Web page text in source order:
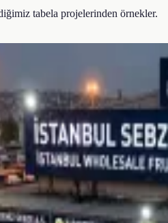
tabela projelerinden örnekler.